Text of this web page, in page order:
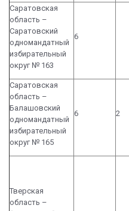
Саратовская
область –
Саратовский
одномандатный
избирательный
округ № 163
6
Саратовская
область –
Балашовский
одномандатный
избирательный
округ № 165
6 2
Тверская
область –